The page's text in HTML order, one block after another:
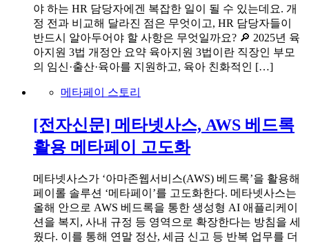
야 하는 HR 담당자에겐 복잡한 일이 될 수 있는데요. 개
정 전과 비교해 달라진 점은 무엇이고, HR 담당자들이
반드시 알아두어야 할 사항은 무엇일까요? 🔎 2025년 육
아지원 3법 개정안 요약 육아지원 3법이란 직장인 부모
의 임신·출산·육아를 지원하고, 육아 친화적인 […]
메타페이 스토리
[전자신문] 메타넷사스, AWS 베드록
활용 메타페이 고도화
메타넷사스가 ‘아마존웹서비스(AWS) 베드록’을 활용해
페이롤 솔루션 ‘메타페이’를 고도화한다. 메타넷사스는
올해 안으로 AWS 베드록을 통한 생성형 AI 애플리케이
션을 복지, 사내 규정 등 영역으로 확장한다는 방침을 세
웠다. 이를 통해 연말 정산, 세금 신고 등 반복 업무를 더